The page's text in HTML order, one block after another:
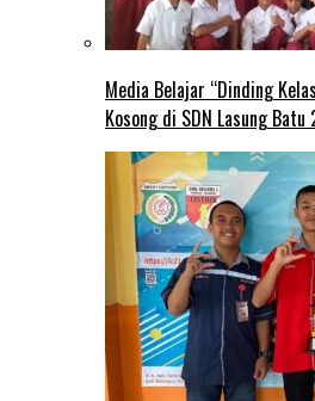
Media Belajar “Dinding
Kosong di SDN Lasung Batu